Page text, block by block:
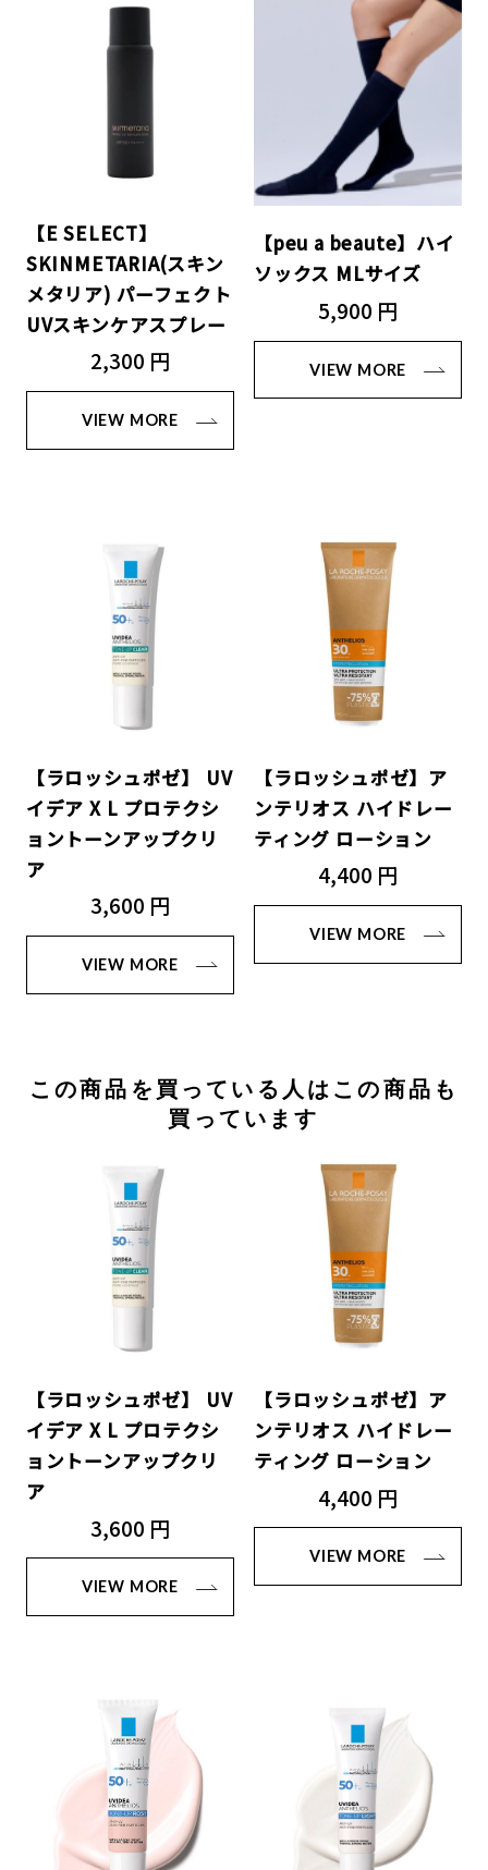
【E SELECT】
SKINMETARIA(スキン
メタリア) パーフェクト
UVスキンケアスプレー
2,300 円
VIEW MORE
【peu a beaute】ハイ
ソックス MLサイズ
5,900 円
VIEW MORE
【ラロッシュポゼ】 UV
イデア X L プロテクシ
ョントーンアップクリ
ア
3,600 円
VIEW MORE
【ラロッシュポゼ】ア
ンテリオス ハイドレー
ティング ローション
4,400 円
VIEW MORE
この商品を買っている人はこの商品も
買っています
【ラロッシュポゼ】 UV
イデア X L プロテクシ
ョントーンアップクリ
ア
3,600 円
VIEW MORE
【ラロッシュポゼ】ア
ンテリオス ハイドレー
ティング ローション
4,400 円
VIEW MORE